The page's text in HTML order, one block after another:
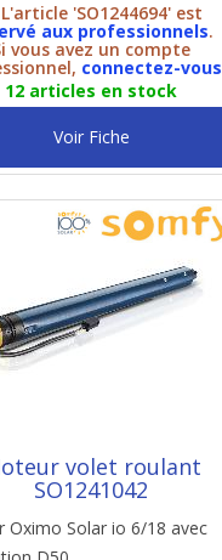
L'article 'SO1244694' est
aux professionnels.
vous avez un compte
connectez-vous
12 articles en stock
Voir Fiche
volet roulant
SO1241042
Oximo Solar io 6/18 avec